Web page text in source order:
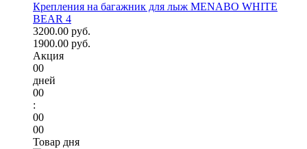
Крепления на багажник для лыж MENABO WHITE
BEAR 4
3200.00 руб.
1900.00 руб.
Акция
00
дней
00
:
00
00
Товар дня